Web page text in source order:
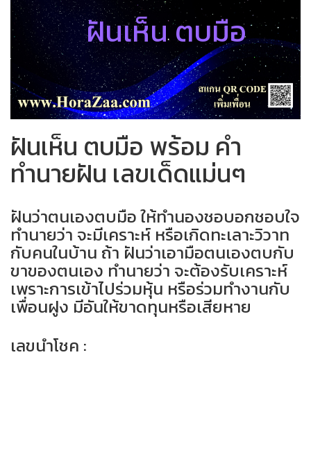
ฝันเห็น ตบมือ
ฝันเห็น ตบมือ พร้อม คำ
ทำนายฝัน เลขเด็ดแม่นๆ
ฝันว่าตนเองตบมือ ให้ทำนองชอบอกชอบใจ
ทำนายว่า จะมีเคราะห์ หรือเกิดทะเลาะวิวาท
กับคนในบ้าน ถ้า ฝันว่าเอามือตนเองตบกับ
ขาของตนเอง ทำนายว่า จะต้องรับเคราะห์
เพราะการเข้าไปร่วมหุ้น หรือร่วมทำงานกับ
เพื่อนฝูง มีอันให้ขาดทุนหรือเสียหาย
เลขนำโชค :